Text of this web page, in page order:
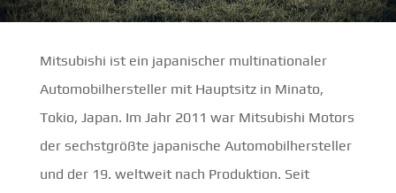
Mitsubishi ist ein japanischer multinationaler
Automobilhersteller mit Hauptsitz in Minato,
Tokio, Japan. Im Jahr 2011 war Mitsubishi Motors
der sechstgrößte japanische Automobilhersteller
und der 19. weltweit nach Produktion. Seit